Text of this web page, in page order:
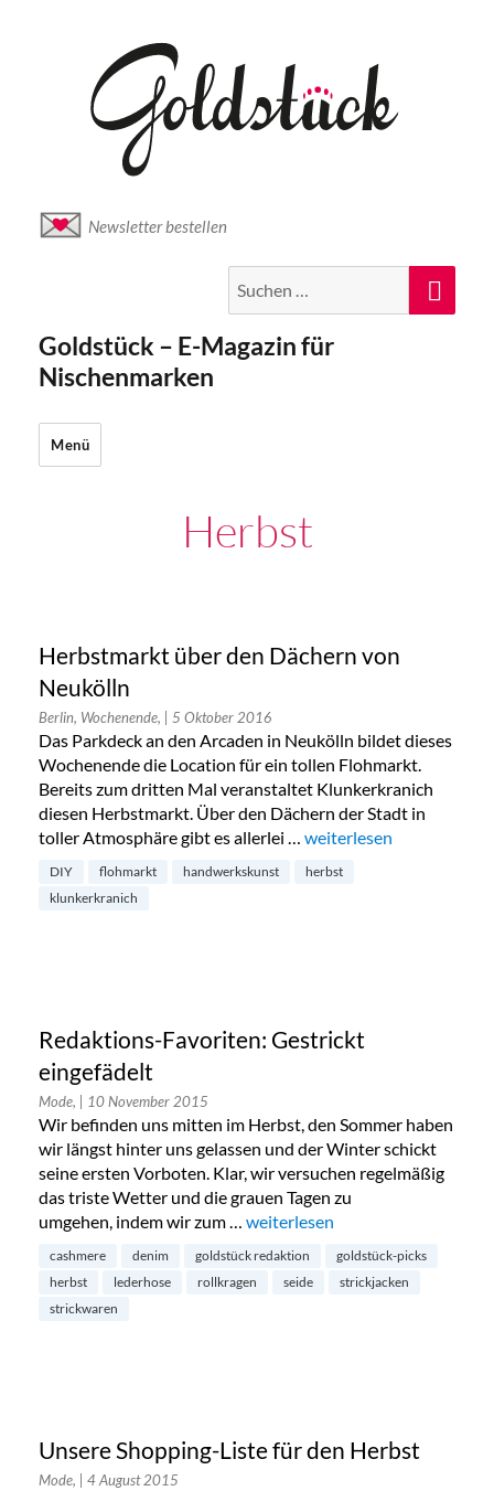
Newsletter bestellen
nach:
Goldstück – E-Magazin für
Nischenmarken
Menü
Herbst
Herbstmarkt über den Dächern von
Neukölln
Berlin, Wochenende, | 5 Oktober 2016
Das Parkdeck an den Arcaden in Neukölln bildet dieses
Wochenende die Location für ein tollen Flohmarkt.
Bereits zum dritten Mal veranstaltet Klunkerkranich
diesen Herbstmarkt. Über den Dächern der Stadt in
toller Atmosphäre gibt es allerlei … „Herbstmarkt über den
weiterlesen
DIY flohmarkt handwerkskunst
herbst
klunkerkranich
Redaktions-Favoriten: Gestrickt
eingefädelt
Mode, | 10 November 2015
Wir befinden uns mitten im Herbst, den Sommer haben
wir längst hinter uns gelassen und der Winter schickt
seine ersten Vorboten. Klar, wir versuchen regelmäßig
das triste Wetter und die grauen Tagen zu
umgehen, indem wir zum … „Redaktions-Favoriten:
weiterlesen
cashmere denim goldstück redaktion
goldstück-picks
herbst
lederhose rollkragen seide
strickjacken
strickwaren
Unsere Shopping-Liste für den Herbst
Mode, | 4 August 2015